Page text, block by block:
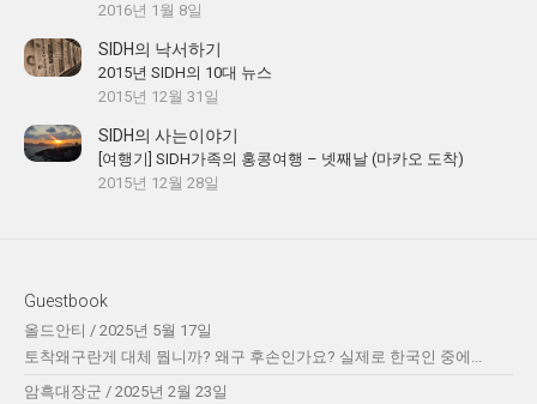
2016년 1월 8일
SIDH의 낙서하기
2015년 SIDH의 10대 뉴스
2015년 12월 31일
SIDH의 사는이야기
[여행기] SIDH가족의 홍콩여행 – 넷째날 (마카오 도착)
2015년 12월 28일
Guestbook
올드안티 / 2025년 5월 17일
토착왜구란게 대체 뭡니까? 왜구 후손인가요? 실제로 한국인 중에...
암흑대장군 / 2025년 2월 23일